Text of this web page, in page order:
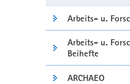
Arbeits- u.
Arbeits- u.
Beihefte
ARCHAEO